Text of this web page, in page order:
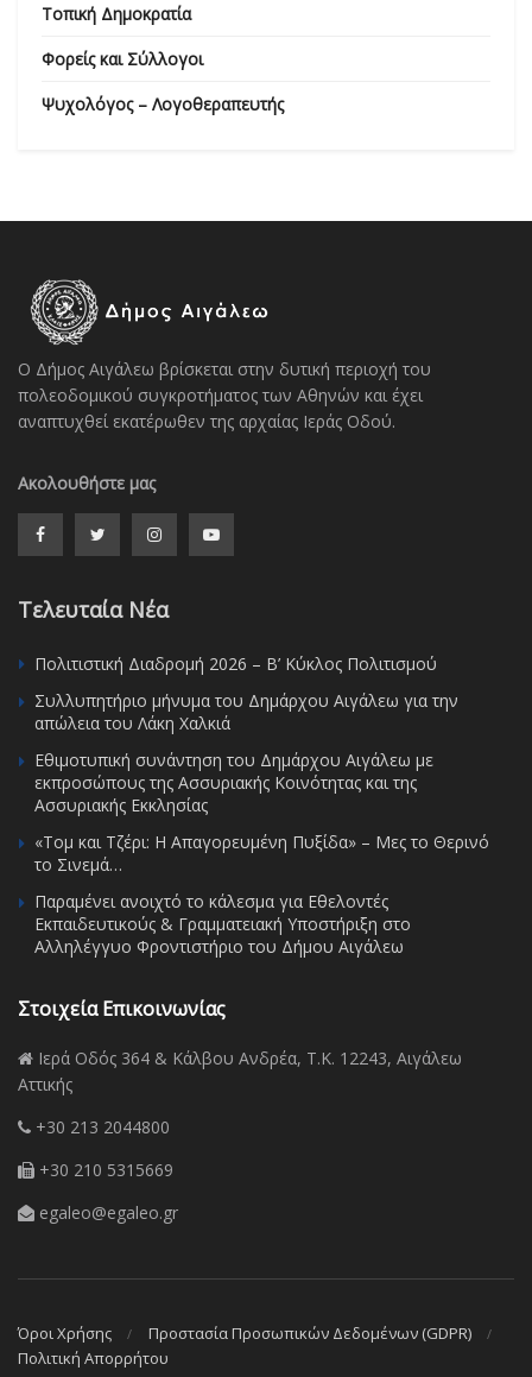
Τοπική Δημοκρατία
Φορείς και Σύλλογοι
Ψυχολόγος – Λογοθεραπευτής
Ο Δήμος Αιγάλεω βρίσκεται στην δυτική περιοχή του
πολεοδομικού συγκροτήματος των Αθηνών και έχει
αναπτυχθεί εκατέρωθεν της αρχαίας Ιεράς Οδού.
Ακολουθήστε μας
Τελευταία Νέα
Πολιτιστική Διαδρομή 2026 – Β’ Κύκλος Πολιτισμού
Συλλυπητήριο μήνυμα του Δημάρχου Αιγάλεω για την
απώλεια του Λάκη Χαλκιά
Εθιμοτυπική συνάντηση του Δημάρχου Αιγάλεω με
εκπροσώπους της Ασσυριακής Κοινότητας και της
Ασσυριακής Εκκλησίας
«Τομ και Τζέρι: Η Απαγορευμένη Πυξίδα» – Μες το Θερινό
το Σινεμά…
Παραμένει ανοιχτό το κάλεσμα για Εθελοντές
Εκπαιδευτικούς & Γραμματειακή Υποστήριξη στο
Αλληλέγγυο Φροντιστήριο του Δήμου Αιγάλεω
Στοιχεία Επικοινωνίας
Ιερά Οδός 364 & Κάλβου Ανδρέα, Τ.Κ. 12243, Αιγάλεω
Αττικής
+30 213 2044800
+30 210 5315669
egaleo@egaleo.gr
Όροι Χρήσης
Προστασία Προσωπικών Δεδομένων (GDPR)
Πολιτική Απορρήτου